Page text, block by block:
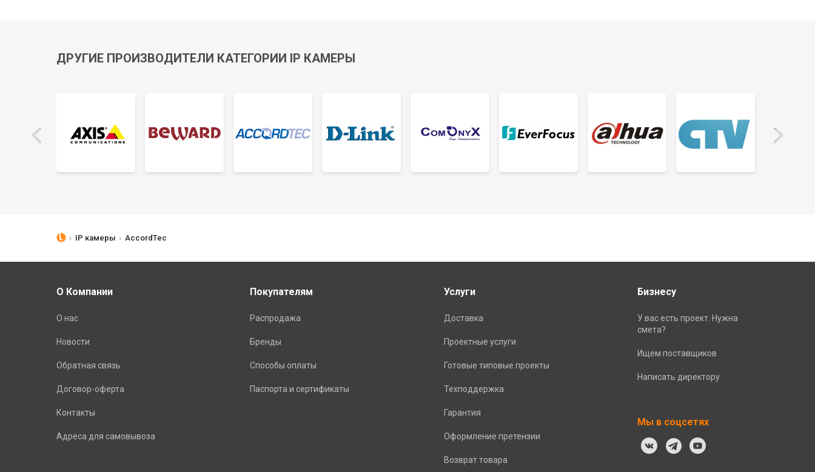
ДРУГИЕ ПРОИЗВОДИТЕЛИ КАТЕГОРИИ IP КАМЕРЫ
IP камеры AccordTec
О Компании
О нас
Новости
Обратная связь
Договор-оферта
Контакты
Адреса для самовывоза
Покупателям
Распродажа
Бренды
Способы оплаты
Паспорта и сертификаты
Услуги
Доставка
Проектные услуги
Готовые типовые проекты
Техподдержка
Гарантия
Оформление претензии
Возврат товара
Бизнесу
У вас есть проект. Нужна
смета?
Ищем поставщиков
Написать директору
Мы в соцсетях